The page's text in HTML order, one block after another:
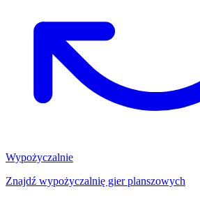
Wypożyczalnie
Znajdź wypożyczalnię gier planszowych